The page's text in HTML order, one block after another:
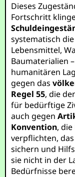
Dieses
Fortschritt
systematisch
Lebensmittel,
Baumaterialien
humanitären
gegen das
Regel 55, die
für bedürftige
auch gegen
Konvention,
verpflichten,
sichern und
sie nicht in der
Bedürfnisse